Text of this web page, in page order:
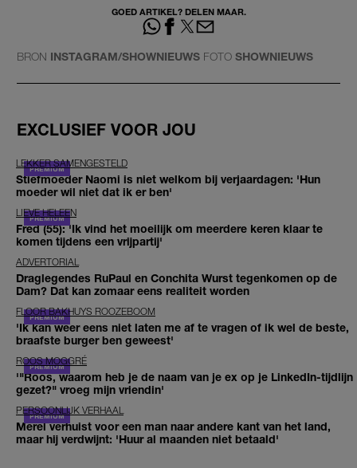
GOED ARTIKEL? DELEN MAAR.
BRON INSTAGRAM/SHOWNIEUWS FOTO SHOWNIEUWS
EXCLUSIEF VOOR JOU
LEKKER SAMENGESTELD
Stiefmoeder Naomi is niet welkom bij verjaardagen: 'Hun
moeder wil niet dat ik er ben'
LIEVE HELEEN
Fred (55): 'Ik vind het moeilijk om meerdere keren klaar te
komen tijdens een vrijpartij'
ADVERTORIAL
Draglegendes RuPaul en Conchita Wurst tegenkomen op de
Dam? Dat kan zomaar eens realiteit worden
FLOOR BAKHUYS ROOZEBOOM
'Ik kan weer eens niet laten me af te vragen of ik wel de beste,
braafste burger ben geweest'
ROOS MOGGRÉ
'"Roos, waarom heb je de naam van je ex op je LinkedIn-tijdlijn
gezet?" vroeg mijn vriendin'
PERSOONLIJK VERHAAL
Merel verhuist voor een man naar andere kant van het land,
maar hij verdwijnt: 'Huur al maanden niet betaald'